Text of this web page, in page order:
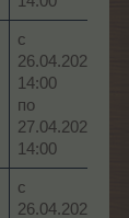
с
26.04.2026,
14:00
по
27.04.2026,
14:00
с
26.04.2026,